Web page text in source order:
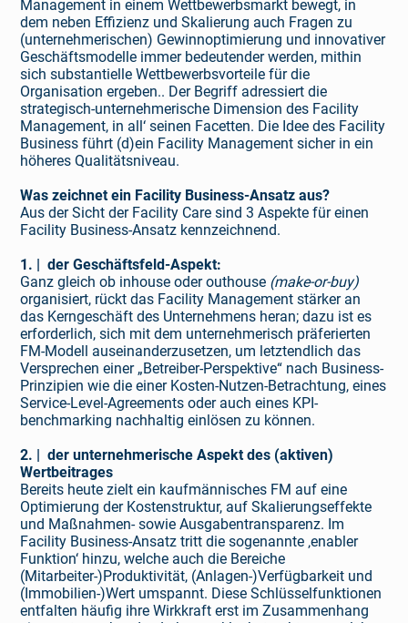
Management in einem Wettbewerbsmarkt bewegt, in
dem neben Effizienz und Skalierung auch Fragen zu
(unternehmerischen) Gewinnoptimierung und innovativer
Geschäftsmodelle immer bedeutender werden, mithin
sich substantielle Wettbewerbsvorteile für die
Organisation ergeben.. Der Begriff adressiert die
strategisch-unternehmerische Dimension des Facility
Management, in all‘ seinen Facet­ten. Die Idee des Facility
Business führt (d)ein Facility Management sicher in ein
höheres Qualitäts­niveau.
Was zeichnet ein Facility Business-Ansatz aus?
Aus der Sicht der Facility Care sind 3 Aspekte für einen
Facility Business-Ansatz kennzeichnend.
1. | der Geschäftsfeld-Aspekt:
Ganz gleich ob inhouse oder outhouse (make-or-buy)
organisiert, rückt das Facility Management stärker an
das Kerngeschäft des Unternehmens heran; dazu ist es
erforderlich, sich mit dem unter­nehmerisch präferierten
FM-Modell auseinanderzusetzen, um letztendlich das
Versprechen einer „Betreiber-Perspektive“ nach Business-
Prinzipien wie die einer Kosten-Nutzen-Betrachtung, eines
Service-Level-Agreements oder auch eines KPI-
benchmarking nachhaltig einlösen zu können.
2. | der unternehmerische Aspekt des (aktiven)
Wertbeitrages
Bereits heute zielt ein kaufmännisches FM auf eine
Optimierung der Kostenstruktur, auf Skalierungseffekte
und Maßnahmen- sowie Ausgabentransparenz. Im
Facility Business-Ansatz tritt die sogenannte ‚enabler
Funktion‘ hinzu, welche auch die Bereiche
(Mitarbeiter-)Produktivität, (Anlagen-)Verfügbarkeit und
(Immobilien-)Wert umspannt. Diese Schlüsselfunktionen
entfalten häufig ihre Wirkkraft erst im Zusammenhang